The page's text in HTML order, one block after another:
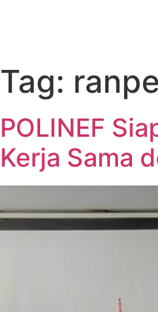
Tag:
POLINEF
Kerja Sama